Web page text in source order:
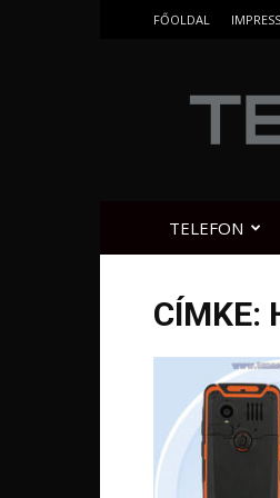
FŐOLDAL
TELEFON
CÍMKE: